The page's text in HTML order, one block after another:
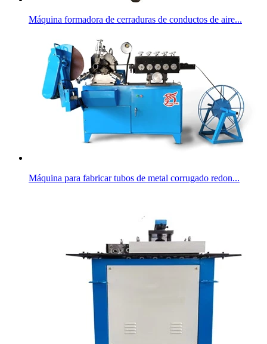
Máquina formadora de cerraduras de conductos de aire...
Máquina para fabricar tubos de metal corrugado redon...